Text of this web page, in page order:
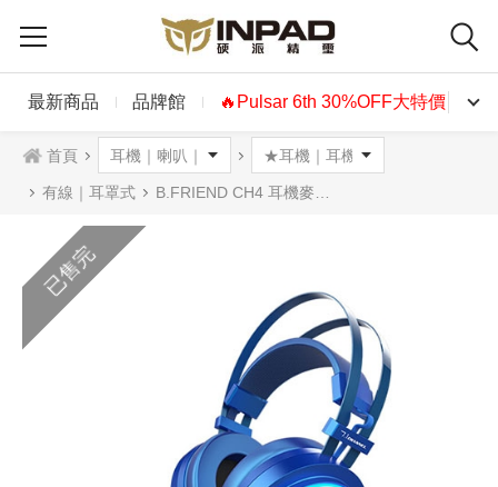
最新商品 品牌館 🔥Pulsar 6th 30%OFF大特價🔥
首頁
有線｜耳罩式 B.FRIEND CH4 耳機麥克風 藍極光
已售完